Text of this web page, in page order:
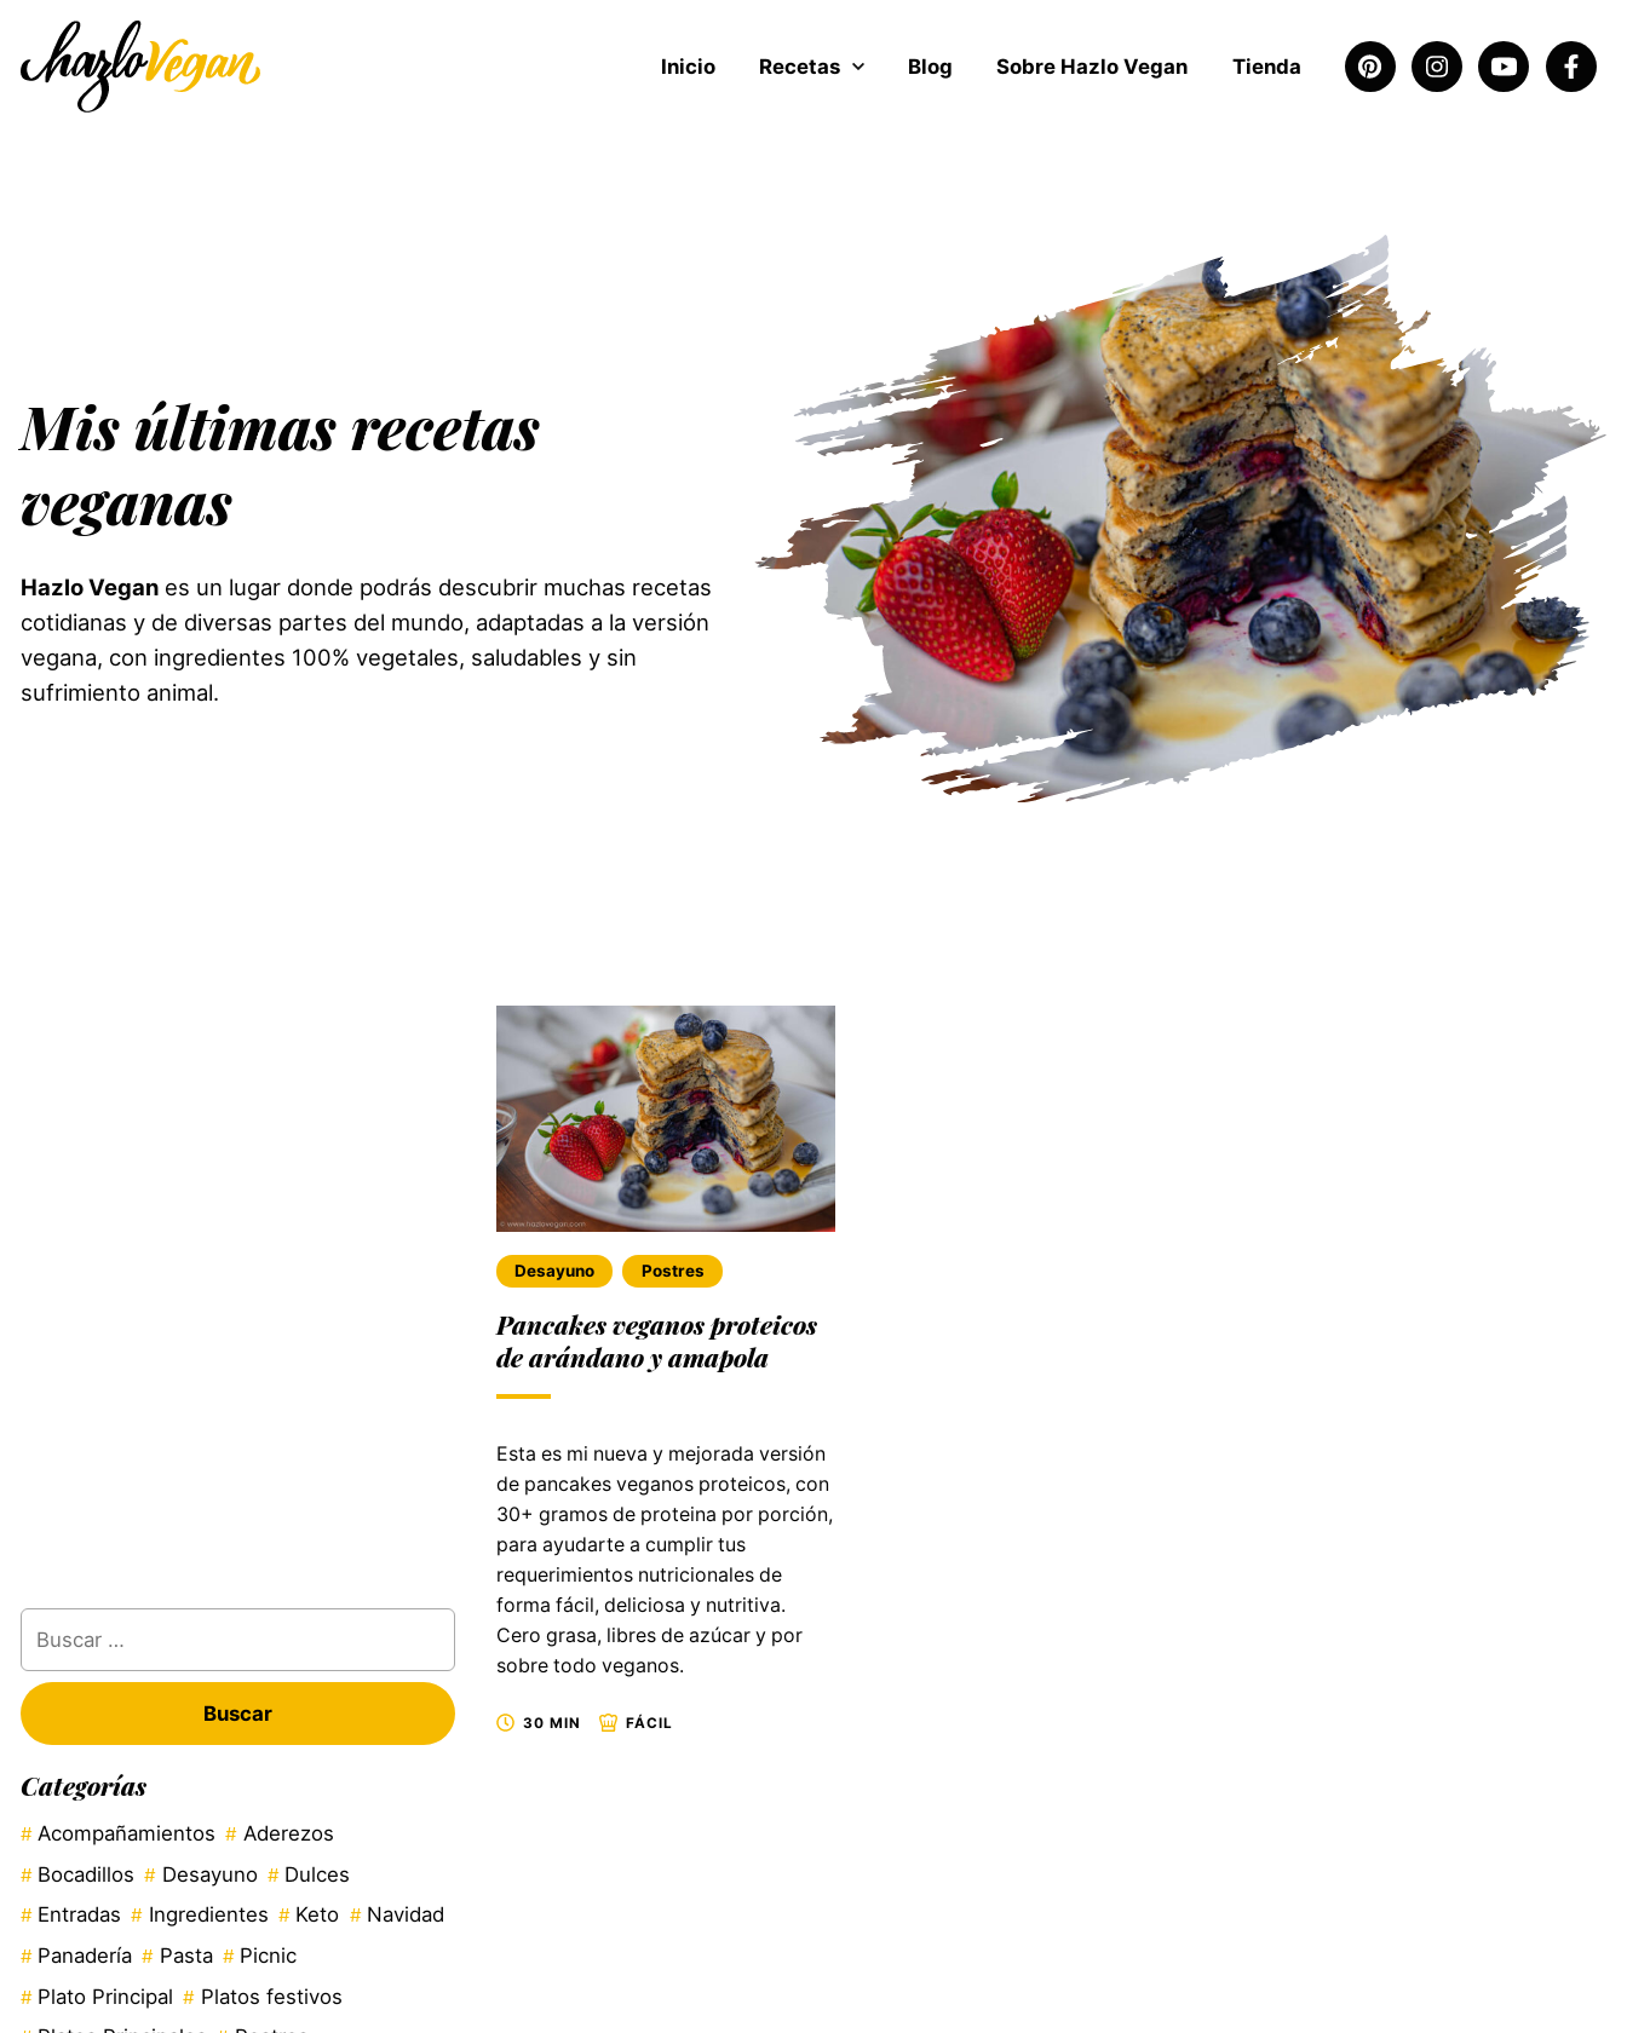
Inicio Recetas Blog Sobre Hazlo Vegan Tienda
Mis últimas recetas
veganas
Hazlo Veganes un lugar donde podrás descubrir muchas recetas
cotidianas y de diversas partes del mundo, adaptadas a la versión
vegana, con ingredientes 100% vegetales, saludables y sin
sufrimiento animal.
Categorías
Acompañamientos
Aderezos
Bocadillos
Desayuno
Dulces
Entradas
Ingredientes Keto
Navidad
Panadería
Pasta
Picnic
Plato Principal
Platos festivos
Desayuno Postres
Pancakes veganos proteicos
de arándano y amapola
Esta es mi nueva y mejorada versión
de pancakes veganos proteicos, con
30+ gramos de proteina por porción,
para ayudarte a cumplir tus
requerimientos nutricionales de
forma fácil, deliciosa y nutritiva.
Cero grasa, libres de azúcar y por
sobre todo veganos.
30 MIN FÁCIL